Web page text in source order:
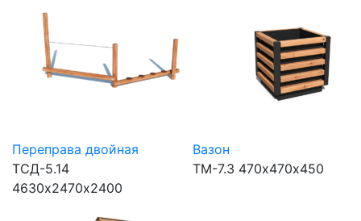
Переправа двойная
ТСД-5.14
4630х2470х2400
Вазон
ТМ-7.3 470х470х450